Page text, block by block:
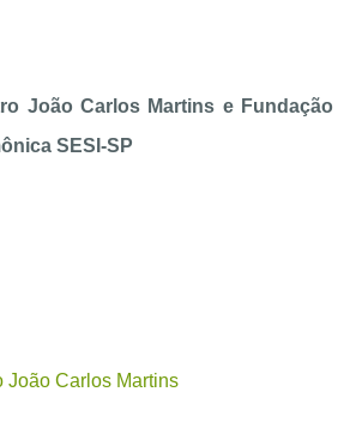
João Carlos Martins e Fundação
SESI-SP
João Carlos Martins